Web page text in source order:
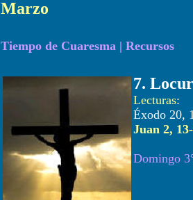
Marzo
Tiempo de Cuaresma | Recursos
7.
Lecturas
Éxodo 20,
Juan 2,
Domingo